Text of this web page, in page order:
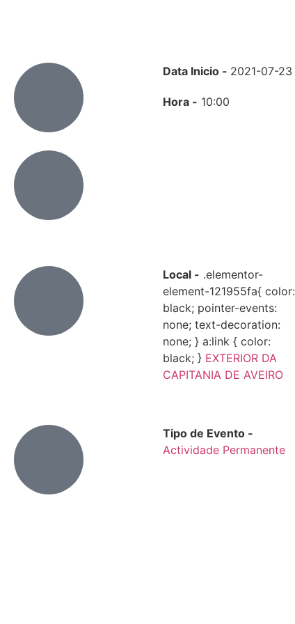
Data Inicio - 2021-07-23
Hora - 10:00
Local - .elementor-
element-121955fa{ color:
black; pointer-events:
none; text-decoration:
none; } a:link { color:
black; } EXTERIOR DA
CAPITANIA DE AVEIRO
Tipo de Evento -
Actividade Permanente